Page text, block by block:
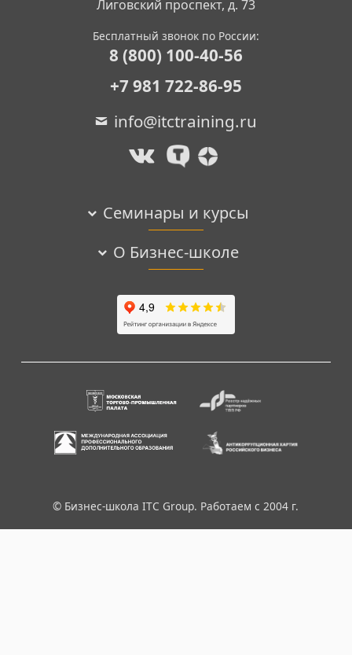
Лиговский проспект, д. 73
Бесплатный звонок по России:
8 (800) 100-40-56
+7 981 722-86-95
info@itctraining.ru
Семинары и курсы
О Бизнес-школе
© Бизнес-школа ITC Group. Работаем с 2004 г.